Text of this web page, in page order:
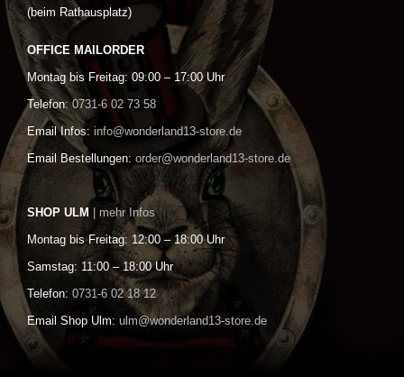
(beim Rathausplatz)
OFFICE MAILORDER
Montag bis Freitag: 09:00 – 17:00 Uhr
Telefon: 0731-6 02 73 58
Email Infos: info@wonderland13-store.de
Email Bestellungen: order@wonderland13-store.de
SHOP ULM | mehr Infos
Montag bis Freitag: 12:00 – 18:00 Uhr
Samstag: 11:00 – 18:00 Uhr
Telefon: 0731-6 02 18 12
Email Shop Ulm: ulm@wonderland13-store.de